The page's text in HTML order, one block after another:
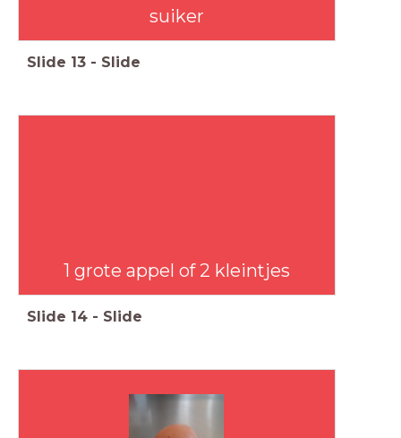
suiker
Slide 13 - Slide
1 grote appel of 2 kleintjes
Slide 14 - Slide